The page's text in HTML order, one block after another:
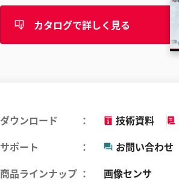
カタログで詳しく見る
ダウンロード 技術資料
サポート
お問い合わせ
商品ラインナップ
画像センサ